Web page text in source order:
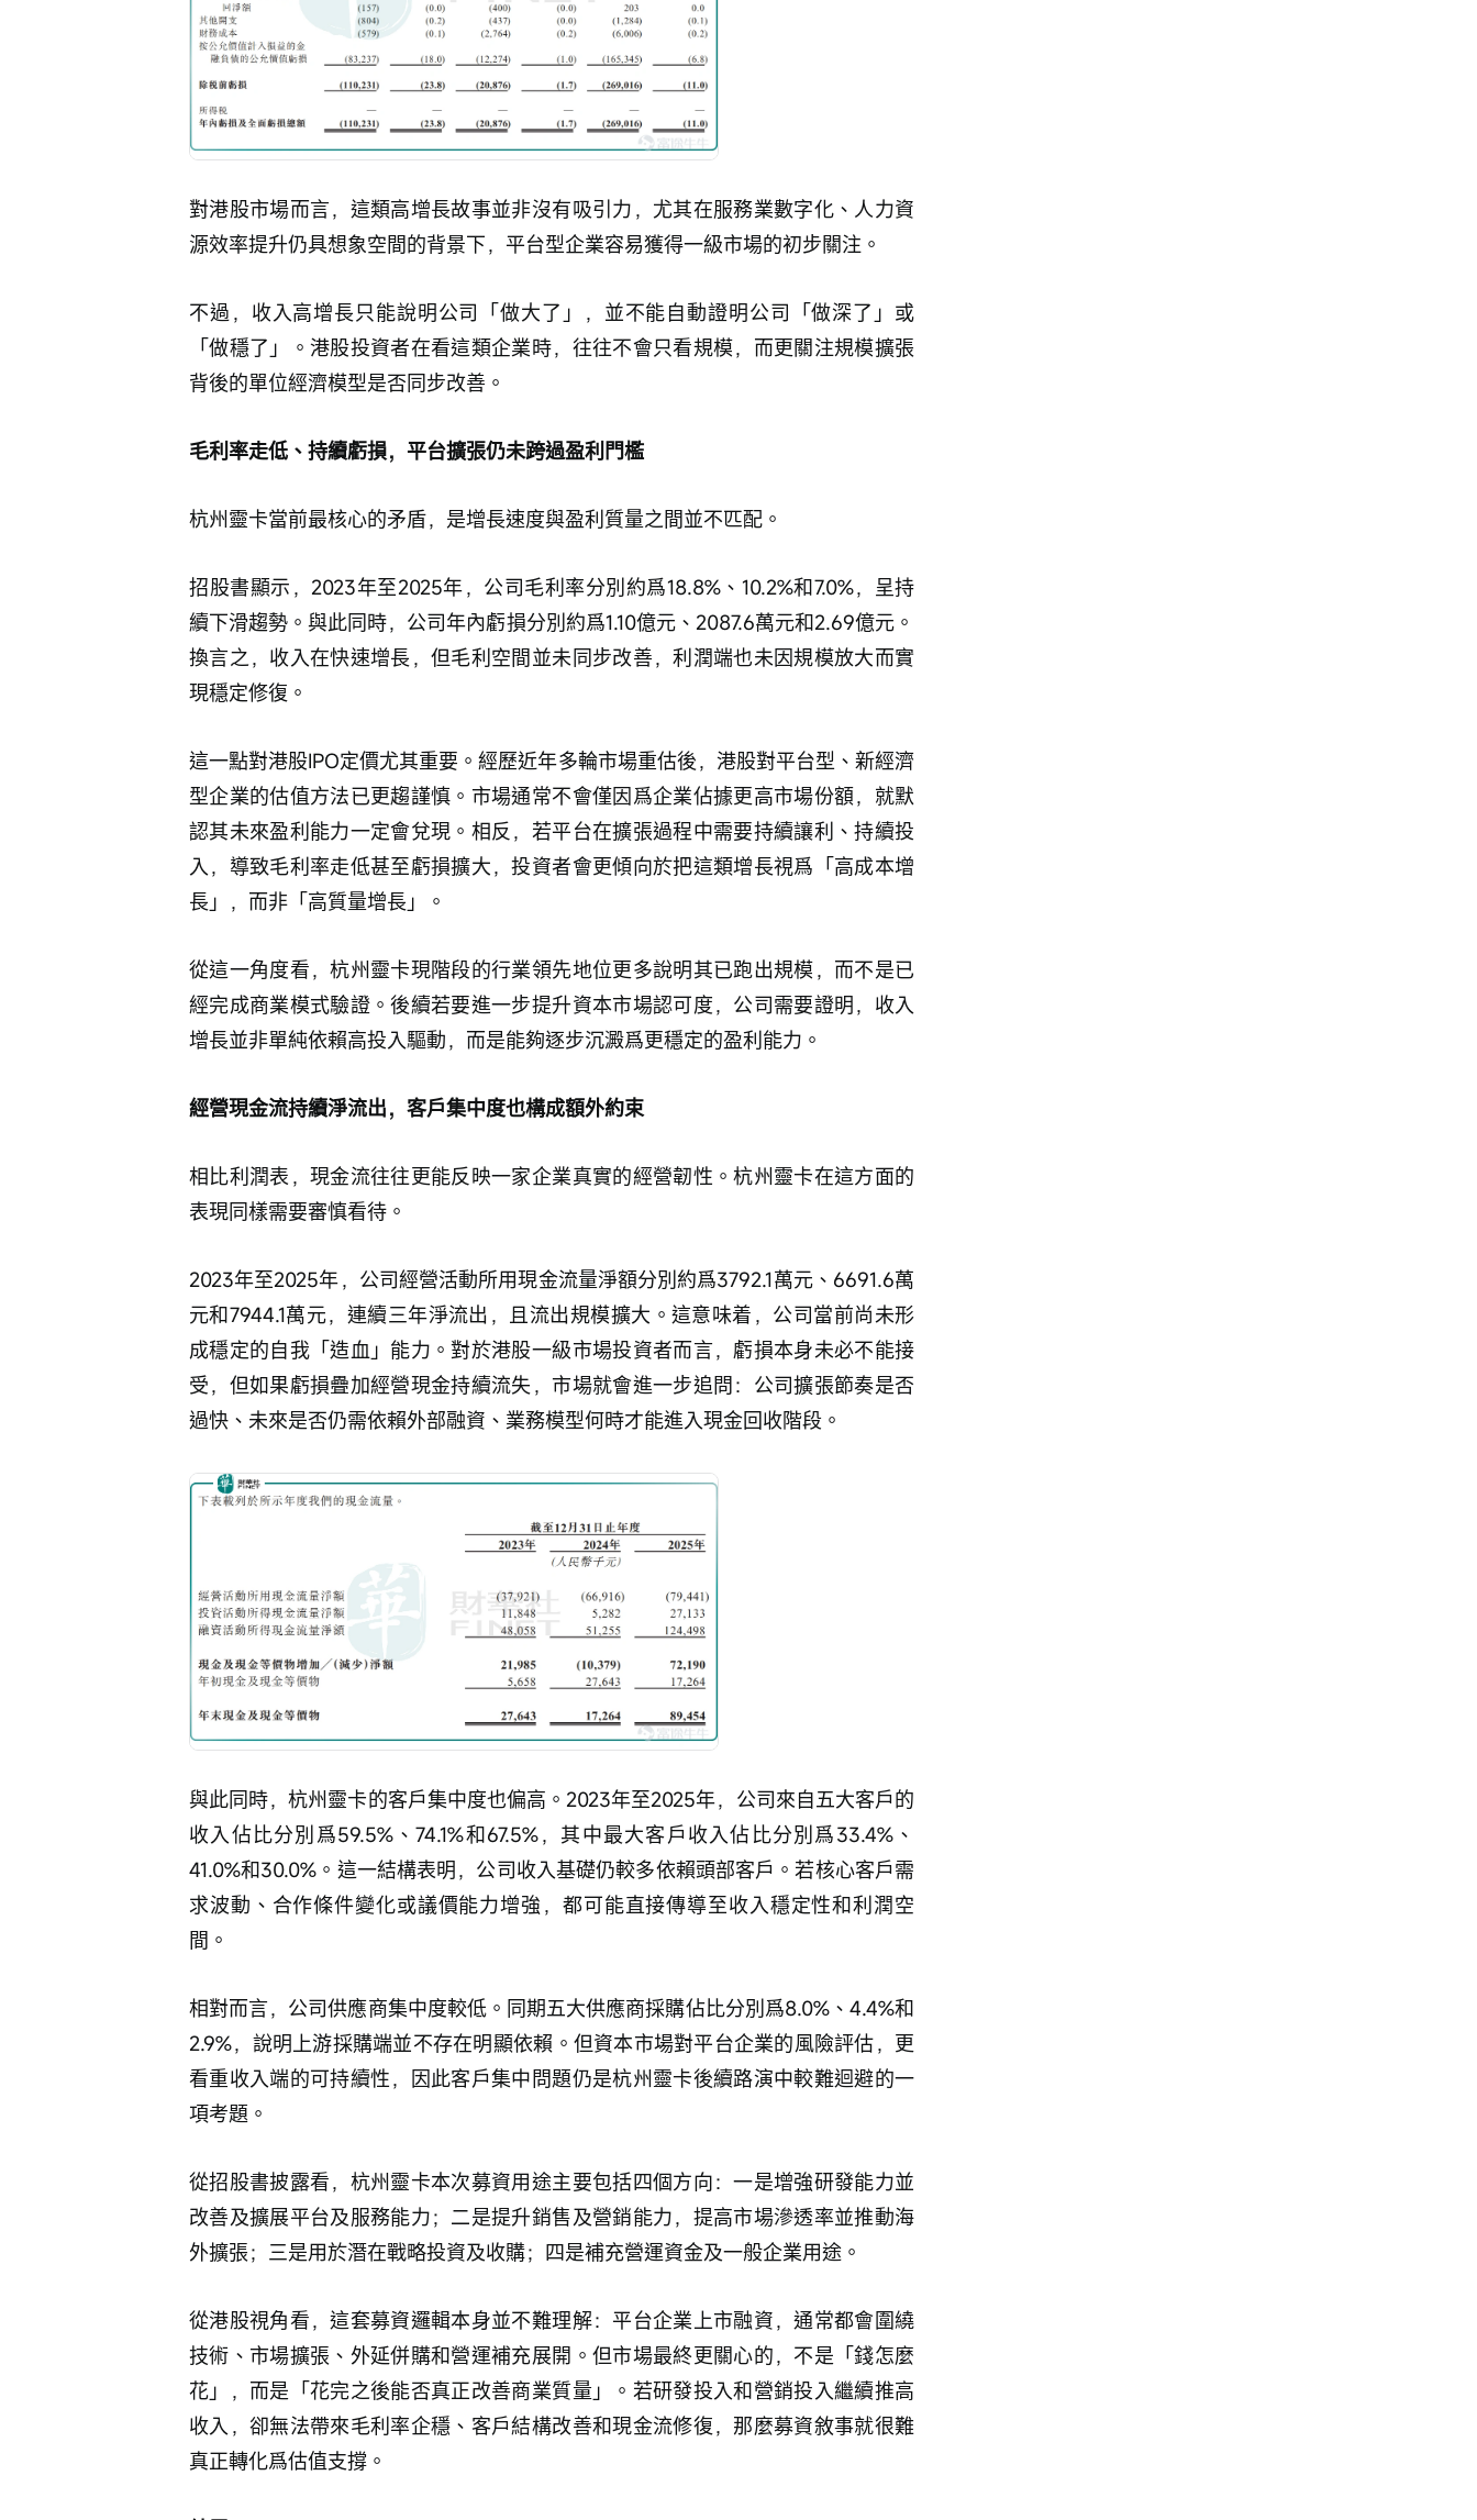
對港股市場而言，這類高增長故事並非沒有吸引力，尤其在服務業數字化、人力資
源效率提升仍具想象空間的背景下，平台型企業容易獲得一級市場的初步關注。
不過，收入高增長只能說明公司「做大了」，並不能自動證明公司「做深了」或
「做穩了」。港股投資者在看這類企業時，往往不會只看規模，而更關注規模擴張
背後的單位經濟模型是否同步改善。
毛利率走低、持續虧損，平台擴張仍未跨過盈利門檻
杭州靈卡當前最核心的矛盾，是增長速度與盈利質量之間並不匹配。
招股書顯示，2023年至2025年，公司毛利率分別約爲18.8%、10.2%和7.0%，呈持
續下滑趨勢。與此同時，公司年內虧損分別約爲1.10億元、2087.6萬元和2.69億元。
換言之，收入在快速增長，但毛利空間並未同步改善，利潤端也未因規模放大而實
現穩定修復。
這一點對港股IPO定價尤其重要。經歷近年多輪市場重估後，港股對平台型、新經濟
型企業的估值方法已更趨謹慎。市場通常不會僅因爲企業佔據更高市場份額，就默
認其未來盈利能力一定會兌現。相反，若平台在擴張過程中需要持續讓利、持續投
入，導致毛利率走低甚至虧損擴大，投資者會更傾向於把這類增長視爲「高成本增
長」，而非「高質量增長」。
從這一角度看，杭州靈卡現階段的行業領先地位更多說明其已跑出規模，而不是已
經完成商業模式驗證。後續若要進一步提升資本市場認可度，公司需要證明，收入
增長並非單純依賴高投入驅動，而是能夠逐步沉澱爲更穩定的盈利能力。
經營現金流持續淨流出，客戶集中度也構成額外約束
相比利潤表，現金流往往更能反映一家企業真實的經營韌性。杭州靈卡在這方面的
表現同樣需要審慎看待。
2023年至2025年，公司經營活動所用現金流量淨額分別約爲3792.1萬元、6691.6萬
元和7944.1萬元，連續三年淨流出，且流出規模擴大。這意味着，公司當前尚未形
成穩定的自我「造血」能力。對於港股一級市場投資者而言，虧損本身未必不能接
受，但如果虧損疊加經營現金持續流失，市場就會進一步追問：公司擴張節奏是否
過快、未來是否仍需依賴外部融資、業務模型何時才能進入現金回收階段。
與此同時，杭州靈卡的客戶集中度也偏高。2023年至2025年，公司來自五大客戶的
收入佔比分別爲59.5%、74.1%和67.5%，其中最大客戶收入佔比分別爲33.4%、
41.0%和30.0%。這一結構表明，公司收入基礎仍較多依賴頭部客戶。若核心客戶需
求波動、合作條件變化或議價能力增強，都可能直接傳導至收入穩定性和利潤空
間。
相對而言，公司供應商集中度較低。同期五大供應商採購佔比分別爲8.0%、4.4%和
2.9%，說明上游採購端並不存在明顯依賴。但資本市場對平台企業的風險評估，更
看重收入端的可持續性，因此客戶集中問題仍是杭州靈卡後續路演中較難迴避的一
項考題。
從招股書披露看，杭州靈卡本次募資用途主要包括四個方向：一是增強研發能力並
改善及擴展平台及服務能力；二是提升銷售及營銷能力，提高市場滲透率並推動海
外擴張；三是用於潛在戰略投資及收購；四是補充營運資金及一般企業用途。
從港股視角看，這套募資邏輯本身並不難理解：平台企業上市融資，通常都會圍繞
技術、市場擴張、外延併購和營運補充展開。但市場最終更關心的，不是「錢怎麼
花」，而是「花完之後能否真正改善商業質量」。若研發投入和營銷投入繼續推高
收入，卻無法帶來毛利率企穩、客戶結構改善和現金流修復，那麼募資敘事就很難
真正轉化爲估值支撐。